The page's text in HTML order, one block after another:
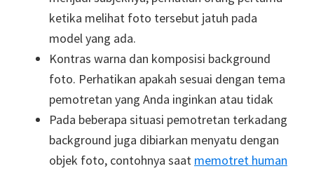
ketika melihat foto tersebut jatuh pada
model yang ada.
Kontras warna dan komposisi background
foto. Perhatikan apakah sesuai dengan tema
pemotretan yang Anda inginkan atau tidak
Pada beberapa situasi pemotretan terkadang
background juga dibiarkan menyatu dengan
objek foto, contohnya saat memotret human